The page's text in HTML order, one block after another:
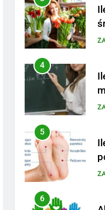
4
5
6